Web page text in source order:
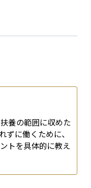
養の範囲に収めた
ずに働くために、
トを具体的に教え